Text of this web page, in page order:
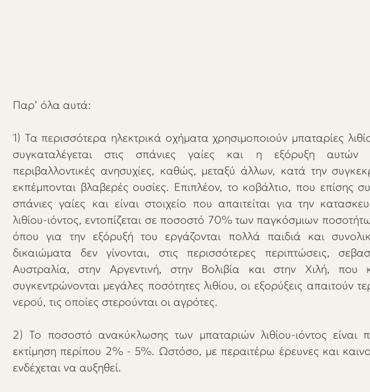
Παρ’ όλα αυτά:
1) Τα περισσότερα ηλεκτρικά οχήματα χρησιμοποιούν μπαταρίες
συγκαταλέγεται στις σπάνιες γαίες και η εξόρυξη αυτών
περιβαλλοντικές ανησυχίες, καθώς, μεταξύ άλλων, κατά την
εκπέμπονται βλαβερές ουσίες. Επιπλέον, το κοβάλτιο, που επίσης
σπάνιες γαίες και είναι στοιχείο που απαιτείται για την
λιθίου-ιόντος, εντοπίζεται σε ποσοστό 70% των παγκόσμιων
όπου για την εξόρυξή του εργάζονται πολλά παιδιά και
δικαιώματα δεν γίνονται, στις περισσότερες περιπτώσεις,
Αυστραλία, στην Αργεντινή, στην Βολιβία και στην Χιλή, που
συγκεντρώνονται μεγάλες ποσότητες λιθίου, οι εξορύξεις απαιτούν
νερού, τις οποίες στερούνται οι αγρότες.
2) To ποσοστό ανακύκλωσης των μπαταριών λιθίου-ιόντος είναι
εκτίμηση περίπου 2% - 5%. Ωστόσο, με περαιτέρω έρευνες και
ενδέχεται να αυξηθεί.